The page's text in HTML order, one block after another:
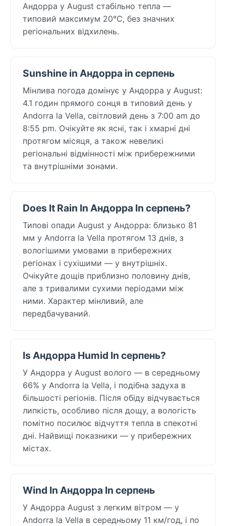
Андорра у August стабільно тепла —
типовий максимум 20°C, без значних
регіональних відхилень.
Sunshine in Андорра in серпень
Мінлива погода домінує у Андорра у August:
4.1 годин прямого сонця в типовий день у
Andorra la Vella, світловий день з 7:00 am до
8:55 pm. Очікуйте як ясні, так і хмарні дні
протягом місяця, а також невеликі
регіональні відмінності між прибережними
та внутрішніми зонами.
Does It Rain In Андорра In серпень?
Типові опади August у Андорра: близько 81
мм у Andorra la Vella протягом 13 днів, з
вологішими умовами в прибережних
регіонах і сухішими — у внутрішніх.
Очікуйте дощів приблизно половину днів,
але з тривалими сухими періодами між
ними. Характер мінливий, але
передбачуваний.
Is Андорра Humid In серпень?
У Андорра у August волого — в середньому
66% у Andorra la Vella, і подібна задуха в
більшості регіонів. Після обіду відчувається
липкість, особливо після дощу, а вологість
помітно посилює відчуття тепла в спекотні
дні. Найвищі показники — у прибережних
містах.
Wind In Андорра In серпень
У Андорра August з легким вітром — у
Andorra la Vella в середньому 11 км/год, і по